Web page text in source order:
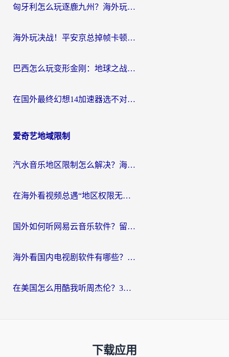
匈牙利怎么玩逐鹿九州？海外玩家国服游戏加速器终极指南（附永劫无间荣耀新三国解决方案）
海外玩决战！平安京总掉帧卡顿？用什么加速器比较好？实测指南来了
巴西怎么玩变形金刚：地球之战？海外玩家国服游戏加速终极指南（附新诛仙延迟密室逃脱18解决办法）
在国外最终幻想14加速器选不对？海外玩家的国服游戏加速避坑指南
爱奇艺地域限制
汽水音乐地区限制怎么解决？海外听国内音乐的实用指南来了
在海外看视频总遇“地区权限无法观看”？这篇攻略帮你轻松解锁国内影视动漫
国外如何听网易云音乐软件？留学生亲测有效的回国加速方案
海外看国内电视剧软件有哪些？海外党专属追剧指南来了
在美国怎么用酷我听周杰伦？3步解决海外听歌地域限制，附QQ音乐网易云通用技巧
下载应用